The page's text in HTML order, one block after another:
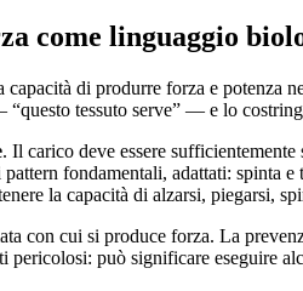
come linguaggio
di produrre forza e
tessuto serve” — e lo
. Il carico deve essere sufficientemente
fondamentali, adattati: spinta
la capacità di alzarsi, piegarsi,
con cui si produce forza. La
può significare eseguire